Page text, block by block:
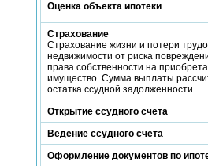
Оценка объекта ипотеки
Страхование
Страхование жизни и потери
недвижимости от риска
права собственности на
имущество. Сумма выплаты
остатка ссудной задолженности.
Открытие ссудного счета
Ведение ссудного счета
Оформление документов по